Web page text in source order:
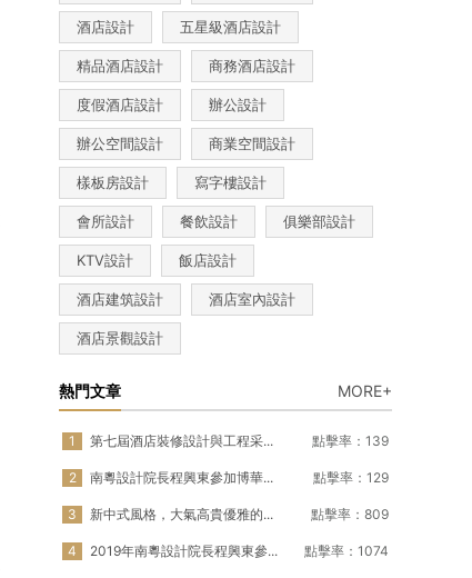
酒店設計 五星級酒店設計
精品酒店設計 商務酒店設計
度假酒店設計 辦公設計
辦公空間設計 商業空間設計
樣板房設計 寫字樓設計
會所設計 餐飲設計 俱樂部設計
KTV設計 飯店設計
酒店建筑設計 酒店室內設計
酒店景觀設計
熱門文章 MORE+
點擊率：139
1 第七屆酒店裝修設計與工程采...
點擊率：129
2 南粵設計院長程興東參加博華...
點擊率：809
3 新中式風格，大氣高貴優雅的...
點擊率：1074
4 2019年南粵設計院長程興東參...